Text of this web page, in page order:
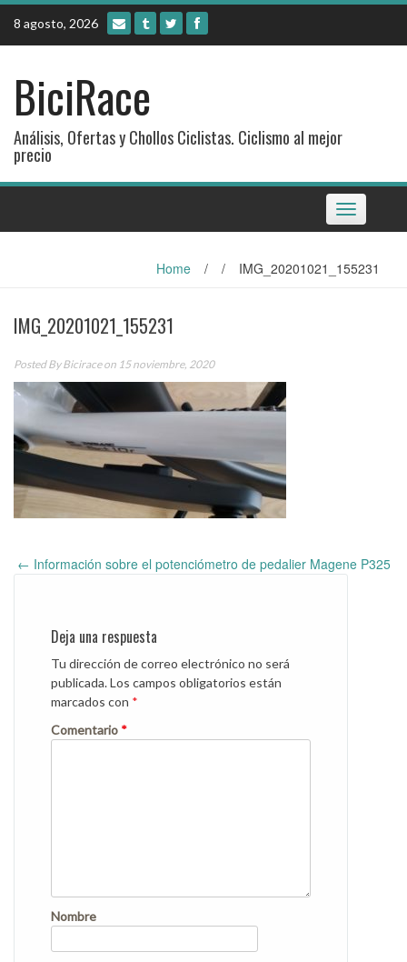
Skip
content
8 agosto, 2026
BiciRace
Análisis, Ofertas y Chollos Ciclistas. Ciclismo al mejor
precio
Toggle
navigation
Home / / IMG_20201021_155231
IMG_20201021_155231
Posted ByBiciraceon 15 noviembre, 2020
Post
← Información sobre el potenciómetro de pedalier Magene P325
Deja una respuesta
Tu dirección de correo electrónico no será
publicada.Los campos obligatorios están
marcados con *
Comentario *
Nombre